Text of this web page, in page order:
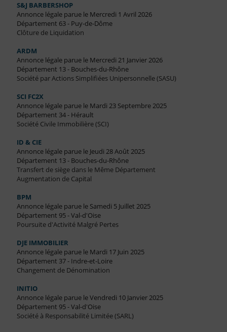
S&J BARBERSHOP
Annonce légale parue le Mercredi 1 Avril 2026
Département 63 - Puy-de-Dôme
Clôture de Liquidation
ARDM
Annonce légale parue le Mercredi 21 Janvier 2026
Département 13 - Bouches-du-Rhône
Société par Actions Simplifiées Unipersonnelle (SASU)
SCI FC2X
Annonce légale parue le Mardi 23 Septembre 2025
Département 34 - Hérault
Société Civile Immobilière (SCI)
ID & CIE
Annonce légale parue le Jeudi 28 Août 2025
Département 13 - Bouches-du-Rhône
Transfert de siège dans le Même Département
Augmentation de Capital
BPM
Annonce légale parue le Samedi 5 Juillet 2025
Département 95 - Val-d'Oise
Poursuite d'Activité Malgré Pertes
DJE IMMOBILIER
Annonce légale parue le Mardi 17 Juin 2025
Département 37 - Indre-et-Loire
Changement de Dénomination
INITIO
Annonce légale parue le Vendredi 10 Janvier 2025
Département 95 - Val-d'Oise
Société à Responsabilité Limitée (SARL)